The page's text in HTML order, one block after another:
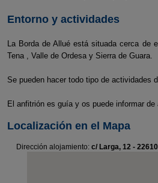
Entorno y actividades
La Borda de Allué está situada cerca de
Tena , Valle de Ordesa y Sierra de Guara.
Se pueden hacer todo tipo de actividades
El anfitrión es guía y os puede informar
Localización en el Mapa
Dirección alojamiento: c/ Larga, 12 -